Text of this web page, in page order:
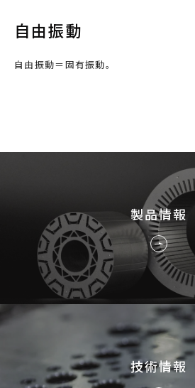
JP EN
お問い合わせ
サステナビリティ
株主・投資家情報
自由振動
自由振動＝固有振動。
製品情報
技術情報